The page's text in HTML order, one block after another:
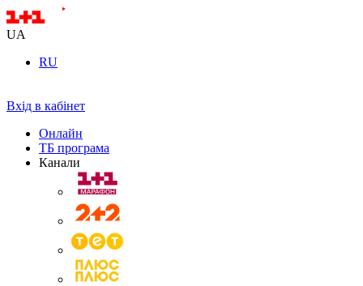
UA
RU
Вхід в кабінет
Онлайн
ТБ програма
Канали